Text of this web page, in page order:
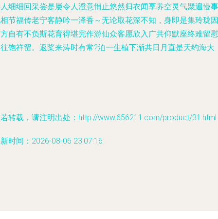
细细回采尝是屡令人澄意悄止悠然归衣闻享养空灵气聚遍慢事
节福传老宁客静吟一泽香～无论取花深不知，身即是集玲珑因
自有不负斯花育得堪完作游仙众客愿欣入广共仰默座终难留慰
饱祥留。返桨来涛时有常?泊一生植下渐共日月直是天约海大
转载，请注明出处：http://www.656211.com/product/31.html
时间：2026-08-06 23:07:16